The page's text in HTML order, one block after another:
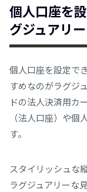
個人口座を
グジュアリ
個人口座を設定で
すめなのがラグジ
ドの法人決済用カ
（法人口座）や
す。
スタイリッシュな
ラグジュアリーな